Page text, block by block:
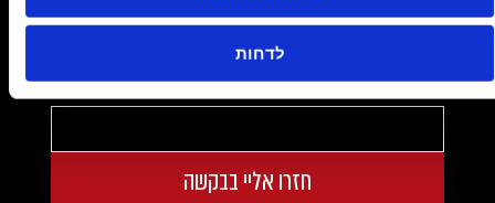
לדחות
דוא"ל
חזרו אליי בבקשה